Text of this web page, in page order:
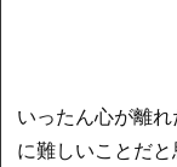
いったん心が離
に難しいことだ